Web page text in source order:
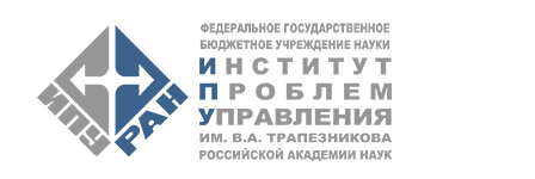
Перейти к основному
содержанию
РАН